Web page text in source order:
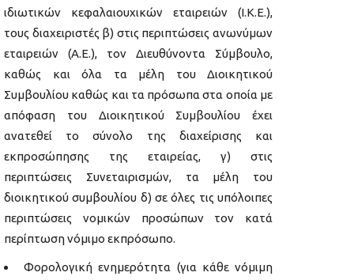
ιδιωτικών κεφαλαιουχικών εταιρειών (Ι.Κ.Ε.),
τους διαχειριστές β) στις περιπτώσεις ανωνύμων
εταιρειών (Α.Ε.), τον Διευθύνοντα Σύμβουλο,
καθώς και όλα τα μέλη του Διοικητικού
Συμβουλίου καθώς και τα πρόσωπα στα οποία με
απόφαση του Διοικητικού Συμβουλίου έχει
ανατεθεί το σύνολο της διαχείρισης και
εκπροσώπησης της εταιρείας, γ) στις
περιπτώσεις Συνεταιρισμών, τα μέλη του
διοικητικού συμβουλίου δ) σε όλες τις υπόλοιπες
περιπτώσεις νομικών προσώπων τον κατά
περίπτωση νόμιμο εκπρόσωπο.
Φορολογική ενημερότητα (για κάθε νόμιμη